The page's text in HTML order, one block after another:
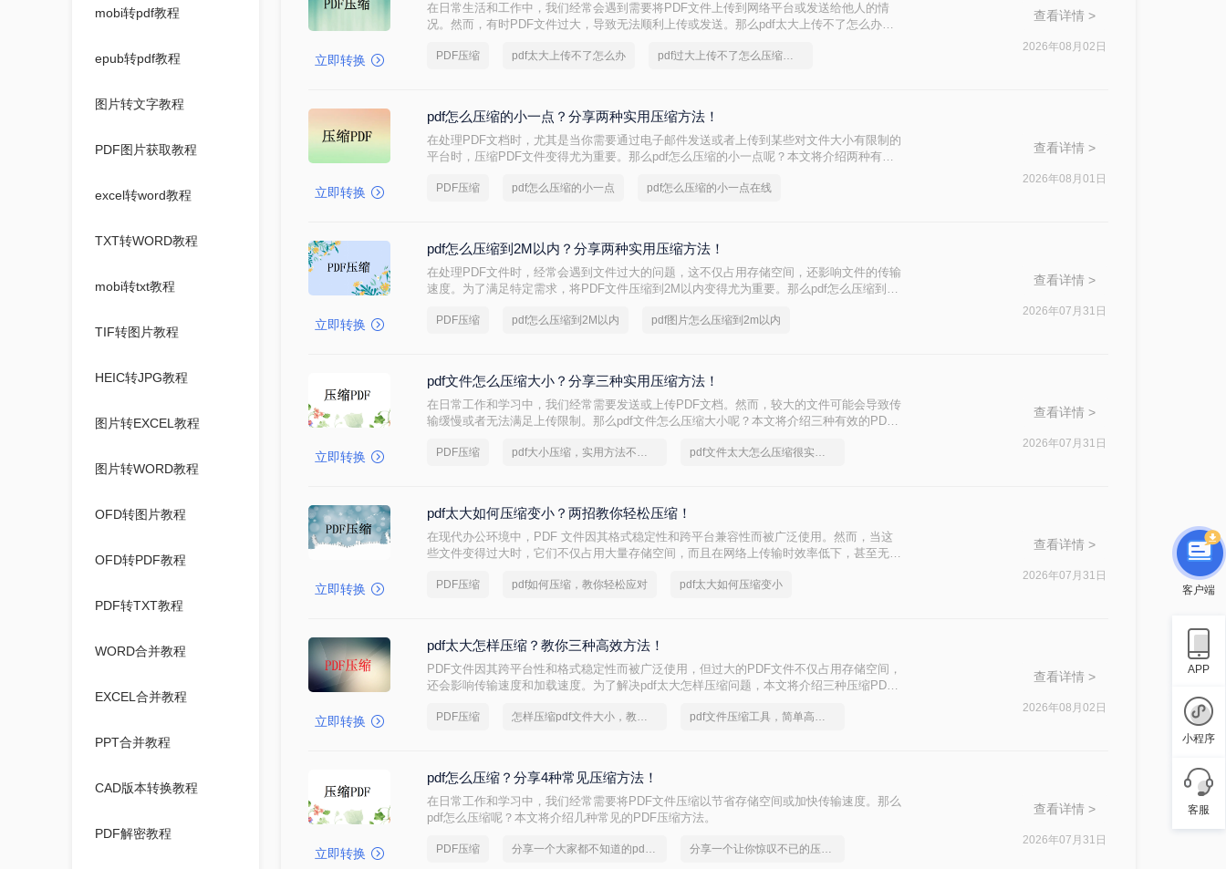
mobi转pdf教程
epub转pdf教程
图片转文字教程
PDF图片获取教程
excel转word教程
TXT转WORD教程
mobi转txt教程
TIF转图片教程
HEIC转JPG教程
图片转EXCEL教程
图片转WORD教程
OFD转图片教程
OFD转PDF教程
PDF转TXT教程
WORD合并教程
EXCEL合并教程
PPT合并教程
CAD版本转换教程
PDF解密教程
立即转换
在日常生活和工作中，我们经常会遇到需要将PDF文件上传到网络平台或发送给他人的情
况。然而，有时PDF文件过大，导致无法顺利上传或发送。那么pdf太大上传不了怎么办
PDF压缩 pdf太大上传不了怎么办 pdf过大上传不了怎么压缩变小
查看详情 >
2026年08月02日
立即转换
pdf怎么压缩的小一点？分享两种实用压缩方法！
在处理PDF文档时，尤其是当你需要通过电子邮件发送或者上传到某些对文件大小有限制的
平台时，压缩PDF文件变得尤为重要。那么pdf怎么压缩的小一点呢？本文将介绍两种有效
PDF压缩 pdf怎么压缩的小一点 pdf怎么压缩的小一点在线
查看详情 >
2026年08月01日
立即转换
pdf怎么压缩到2M以内？分享两种实用压缩方法！
在处理PDF文件时，经常会遇到文件过大的问题，这不仅占用存储空间，还影响文件的传输
速度。为了满足特定需求，将PDF文件压缩到2M以内变得尤为重要。那么pdf怎么压缩到
PDF压缩 pdf怎么压缩到2M以内 pdf图片怎么压缩到2m以内
查看详情 >
2026年07月31日
立即转换
pdf文件怎么压缩大小？分享三种实用压缩方法！
在日常工作和学习中，我们经常需要发送或上传PDF文档。然而，较大的文件可能会导致传
输缓慢或者无法满足上传限制。那么pdf文件怎么压缩大小呢？本文将介绍三种有效的PDF
PDF压缩 pdf大小压缩，实用方法不要错过 pdf文件太大怎么压缩很实用的方法
查看详情 >
2026年07月31日
立即转换
pdf太大如何压缩变小？两招教你轻松压缩！
在现代办公环境中，PDF 文件因其格式稳定性和跨平台兼容性而被广泛使用。然而，当这
些文件变得过大时，它们不仅占用大量存储空间，而且在网络上传输时效率低下，甚至无法
方法来解决这个问题，帮助您轻松完成 PDF 文件的压缩。
PDF压缩 pdf如何压缩，教你轻松应对 pdf太大如何压缩变小
查看详情 >
2026年07月31日
立即转换
pdf太大怎样压缩？教你三种高效方法！
PDF文件因其跨平台性和格式稳定性而被广泛使用，但过大的PDF文件不仅占用存储空间，
还会影响传输速度和加载速度。为了解决pdf太大怎样压缩问题，本文将介绍三种压缩PDF
PDF压缩 怎样压缩pdf文件大小，教你几个方法 pdf文件压缩工具，简单高效的压缩方法
查看详情 >
2026年08月02日
立即转换
pdf怎么压缩？分享4种常见压缩方法！
在日常工作和学习中，我们经常需要将PDF文件压缩以节省存储空间或加快传输速度。那么
pdf怎么压缩呢？本文将介绍几种常见的PDF压缩方法。
PDF压缩 分享一个大家都不知道的pdf文件压缩方法 分享一个让你惊叹不已的压缩pdf文件方法
查看详情 >
2026年07月31日
客户端
APP
小程序
客服